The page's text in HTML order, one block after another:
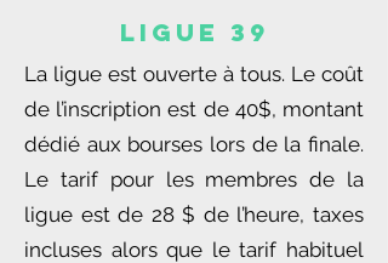
LIGUE 39
La ligue est ouverte à tous. Le coût
de l’inscription est de 40$, montant
dédié aux bourses lors de la finale.
Le tarif pour les membres de la
ligue est de 28 $ de l’heure, taxes
incluses alors que le tarif habituel